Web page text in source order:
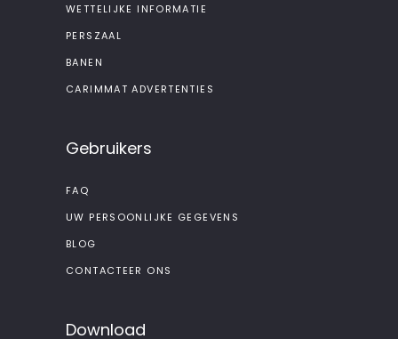
WETTELIJKE INFORMATIE
PERSZAAL
BANEN
CARIMMAT ADVERTENTIES
Gebruikers
FAQ
UW PERSOONLIJKE GEGEVENS
BLOG
CONTACTEER ONS
Download